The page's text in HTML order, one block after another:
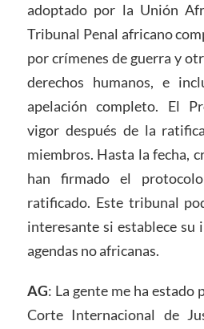
adoptado por la Unión
Tribunal Penal africano
por crímenes de guerra y
derechos humanos, e
apelación completo. El
vigor después de la
miembros. Hasta la fecha,
han firmado el
ratificado. Este tribunal
interesante si establece su
agendas no africanas.
AG: La gente me ha estado
Corte Internacional de